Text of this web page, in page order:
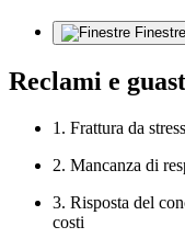
Finestre
Reclami e
1. Frattura da
2. Mancanza di
3. Risposta del
costi